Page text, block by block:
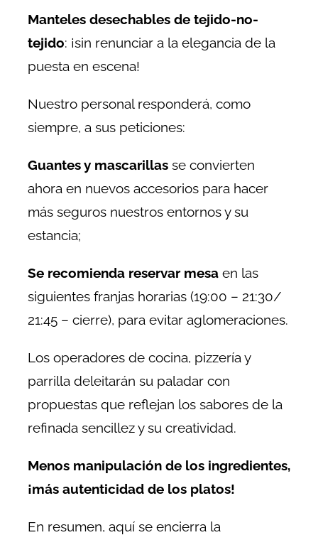
Manteles desechables de tejido-no-
tejido: ¡sin renunciar a la elegancia de la
puesta en escena!
Nuestro personal responderá, como
siempre, a sus peticiones:
Guantes y mascarillasse convierten
ahora en nuevos accesorios para hacer
más seguros nuestros entornos y su
estancia;
Se recomienda reservar mesaen las
siguientes franjas horarias (19:00 – 21:30/
21:45 – cierre), para evitar aglomeraciones.
Los operadores de cocina, pizzería y
parrilla deleitarán su paladar con
propuestas que reflejan los sabores de la
refinada sencillez y su creatividad.
Menos manipulación de los ingredientes,
¡más autenticidad de los platos!
En resumen, aquí se encierra la